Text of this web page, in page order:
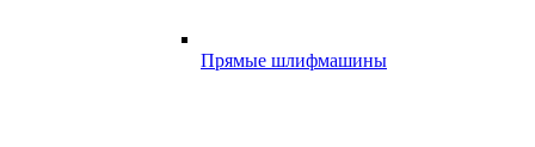
Прямые шлифмашины